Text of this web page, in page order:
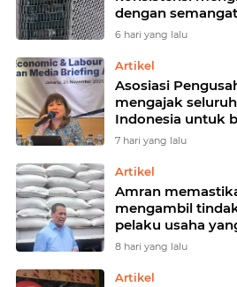
dengan
Hati”
6 hari yang lalu
Artikel
Asosiasi
mengajak
Indonesia untuk
dalam Sensus
7 hari yang lalu
Artikel
Amran
mengambil
pelaku usaha
8 hari yang lalu
Artikel